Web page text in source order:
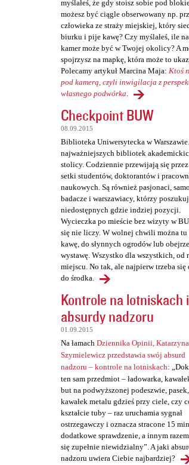
myślałeś, że gdy stoisz sobie pod
możesz być ciągle obserwowany np.
człowieka ze straży miejskiej, który
biurku i pije kawę? Czy myślałeś, ile
kamer może być w Twojej okolicy? A
spojrzysz na mapkę, która może to
Polecamy artykuł Marcina Maja: Ktoś
pod kamerą, czyli inwigilacja z
własnego podwórka.
Checkpoint BUW
08.09.2015
Biblioteka Uniwersytecka w
najważniejszych bibliotek
stolicy. Codziennie przewijają się
setki studentów, doktorantów i
naukowych. Są również pasjonaci,
badacze i warszawiacy, którzy
niedostępnych gdzie indziej pozycji.
Wycieczka po mieście bez wizyty w
się nie liczy. W wolnej chwili można tu
kawę, do słynnych ogrodów lub
wystawę. Wszystko dla wszystkich, od
miejscu. No tak, ale najpierw trzeba się
do środka.
Kontrole na lotniskach i
absurdy nadzoru
01.09.2015
Na łamach Dziennika Opinii, Katarzyna
Szymielewicz przedstawia swój absurd
nadzoru – kontrole na lotniskach:
ten sam przedmiot – ładowarka,
but na podwyższonej podeszwie, pasek,
kawałek metalu gdzieś przy ciele, czy
kształcie tuby – raz uruchamia sygnał
ostrzegawczy i oznacza stracone 15
dodatkowe sprawdzenie, a innym
się zupełnie niewidzialny”. A jaki
nadzoru uwiera Ciebie najbardziej?